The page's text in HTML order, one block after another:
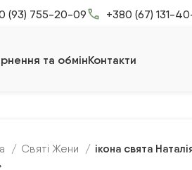
(93) 755-20-09 +380 (67) 131-
та обмінКонтакти
Святі Жени ікона свята